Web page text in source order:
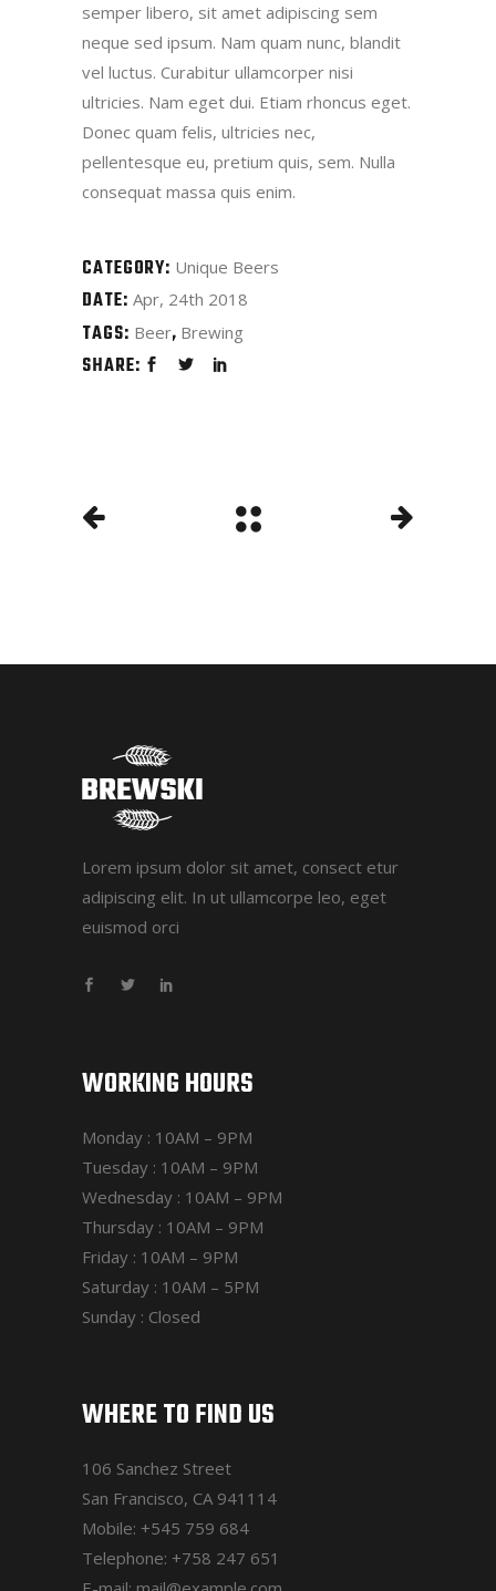
semper libero, sit amet adipiscing sem
neque sed ipsum. Nam quam nunc, blandit
vel luctus. Curabitur ullamcorper nisi
ultricies. Nam eget dui. Etiam rhoncus eget.
Donec quam felis, ultricies nec,
pellentesque eu, pretium quis, sem. Nulla
consequat massa quis enim.
CATEGORY: Unique Beers
DATE: Apr, 24th 2018
TAGS: Beer Brewing
SHARE:
Lorem ipsum dolor sit amet, consect etur
adipiscing elit. In ut ullamcorpe leo, eget
euismod orci
WORKING HOURS
Monday : 10AM – 9PM
Tuesday : 10AM – 9PM
Wednesday : 10AM – 9PM
Thursday : 10AM – 9PM
Friday : 10AM – 9PM
Saturday : 10AM – 5PM
Sunday : Closed
WHERE TO FIND US
106 Sanchez Street
San Francisco, CA 941114
Mobile: +545 759 684
Telephone: +758 247 651